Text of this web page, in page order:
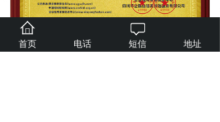
首页 电话 短信 地址